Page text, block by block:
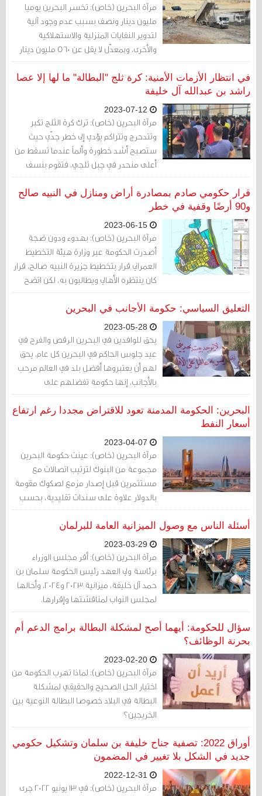
مرآة البحرين (خاص): تخسر البحرين يوميا
مليون دينار ونصف بسبب عدم وجود آلية
لتدوير النفايات المنزلية والاستهلاكية
والأخرى، وبمعدّل لا يقل عن 560 مليون دينار
بالسنة، وكل هذه المبالغ تصب في حسابات
شركات تقوم بعمليات إعادة التدوير في
الخفاء.
في انتظار الأزمات الأمنية: كرة ثلج "البطالة" ما لها إلا عصا
راشد بن عبدالله آل خليفة
مرآة البحرين (خاص): ترك كرة الثلج تكبر
وتتدحرج وتتراكم يؤدي إلى خطر جدّي حيث
ستصبح أشد خطورة وألماً عندما تسقط من
أعلى منحدر في جبل ثلجي، فتقوم بنسف
وتحطيم كل ما يقابلها أو يقف في طريقها.
لكن الحكومة في بلادنا لا تعترف بهذه النظرية
ولا بهذا المجاز.
قرار حكومي صادم بمصادرة أراض ومنازل في النبيه صالح
و90 أرضًا وقفية في خطر
مرآة البحرين (خاص): بهدوء ودون ضجة
أصدرت الحكومة عبر وزارة هيئة التخطيط
العمراني قرار بتخطيط جزيرة النبيه صالح، قرار
كان ينتظره الأهالي ويطالبون به، لكن اتضح
الآن أنه سيُوجد ظلامات كبيرة ربما لا تنتهي
في وقت قريب.
التعليق السياسي: حكومة الأجانب في البحرين
يحق للوافدين في البحرين الرقص والفرح في
عيد جلوس الحاكم في البحرين كل عام، يحق
لهم أن يعتبروها أفضل بلد في العالم مرحب
بالأجانب، إنها حكومة تفضلهم على
مواطنيها، ذلك لا يحدث في مكان آخر في
العالم، سوى في البحرين.
البحرين: الحكومة المدمنة تعود للاقتراض مجددا رغم ارتفاع
أسعار النفط
مرآة البحرين (خاص): عينت حكومة البحرين
مجموعة من البنوك لترتيب اتصالات مع
مستثمرين قبل إصدار مزمع لصكوك مقومة
بالدولار علاوة على سندات تقليدية، بحسب
ما نشرته وكالة رويترز.
أسئلة الناس مع وصول الميزانية العامة للبرلمان
مرآة البحرين (خاص): أقر مجلس الوزراء
برئاسة ولي العهد رئيس الحكومة سلمان بن
حمد آل خليفة، ميزانية 2023 و2024، وأحالها
لمجلس النواب لمناقشتها وإقرارها.
سؤال للحكومة: أيهما أصح لمشكلة البطالة برامج الدعم أم
بحرنة الوظائف؟
مرآة البحرين (خاص): لماذا تهرب الحكومة من
اختيار الحل الصحيح والحقيقي لمشكلة
البطالة في البلاد خصوصا البطالة النوعية بين
الخريجين؟
أوراق 2022: تصفية جناح خليفة بن سلمان وتشكيل حكومي
جديد في الشكل بلا تغيير في المضمون
مرآة البحرين (خاص): في 13 يونيو 2022 جرى